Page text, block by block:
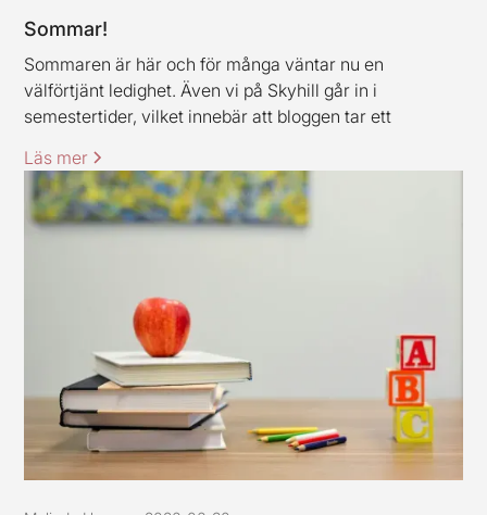
Sommar!
Sommaren är här och för många väntar nu en
välförtjänt ledighet. Även vi på Skyhill går in i
semestertider, vilket innebär att bloggen tar ett
mina kollegor vill rikta ett varmt tack till alla kunder och
samarbetspartners för den här våren, stort tack för ert
förtroende.
Läs mer